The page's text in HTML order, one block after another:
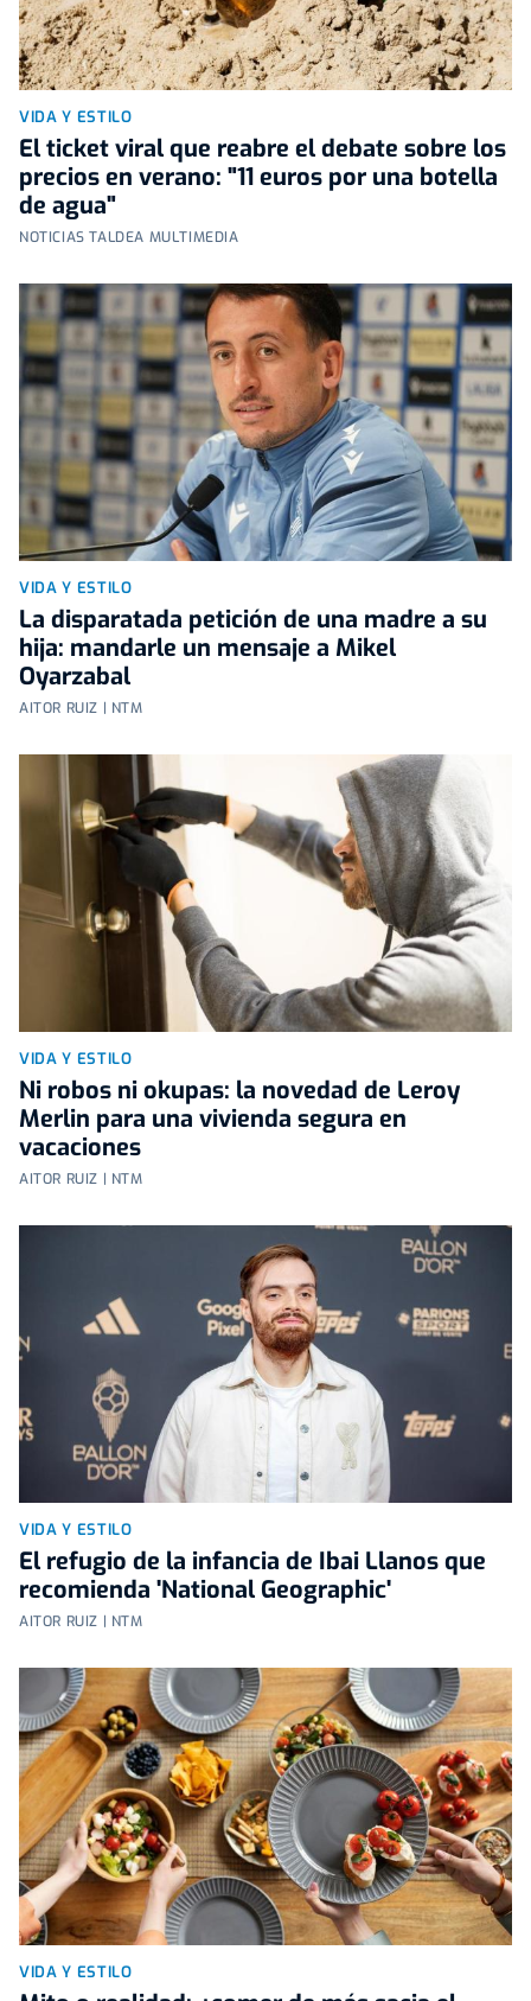
VIDA Y ESTILO
El ticket viral que reabre el debate sobre los
precios en verano: "11 euros por una botella
de agua"
NOTICIAS TALDEA MULTIMEDIA
VIDA Y ESTILO
La disparatada petición de una madre a su
hija: mandarle un mensaje a Mikel
Oyarzabal
AITOR RUIZ | NTM
VIDA Y ESTILO
Ni robos ni okupas: la novedad de Leroy
Merlin para una vivienda segura en
vacaciones
AITOR RUIZ | NTM
VIDA Y ESTILO
El refugio de la infancia de Ibai Llanos que
recomienda 'National Geographic'
AITOR RUIZ | NTM
VIDA Y ESTILO